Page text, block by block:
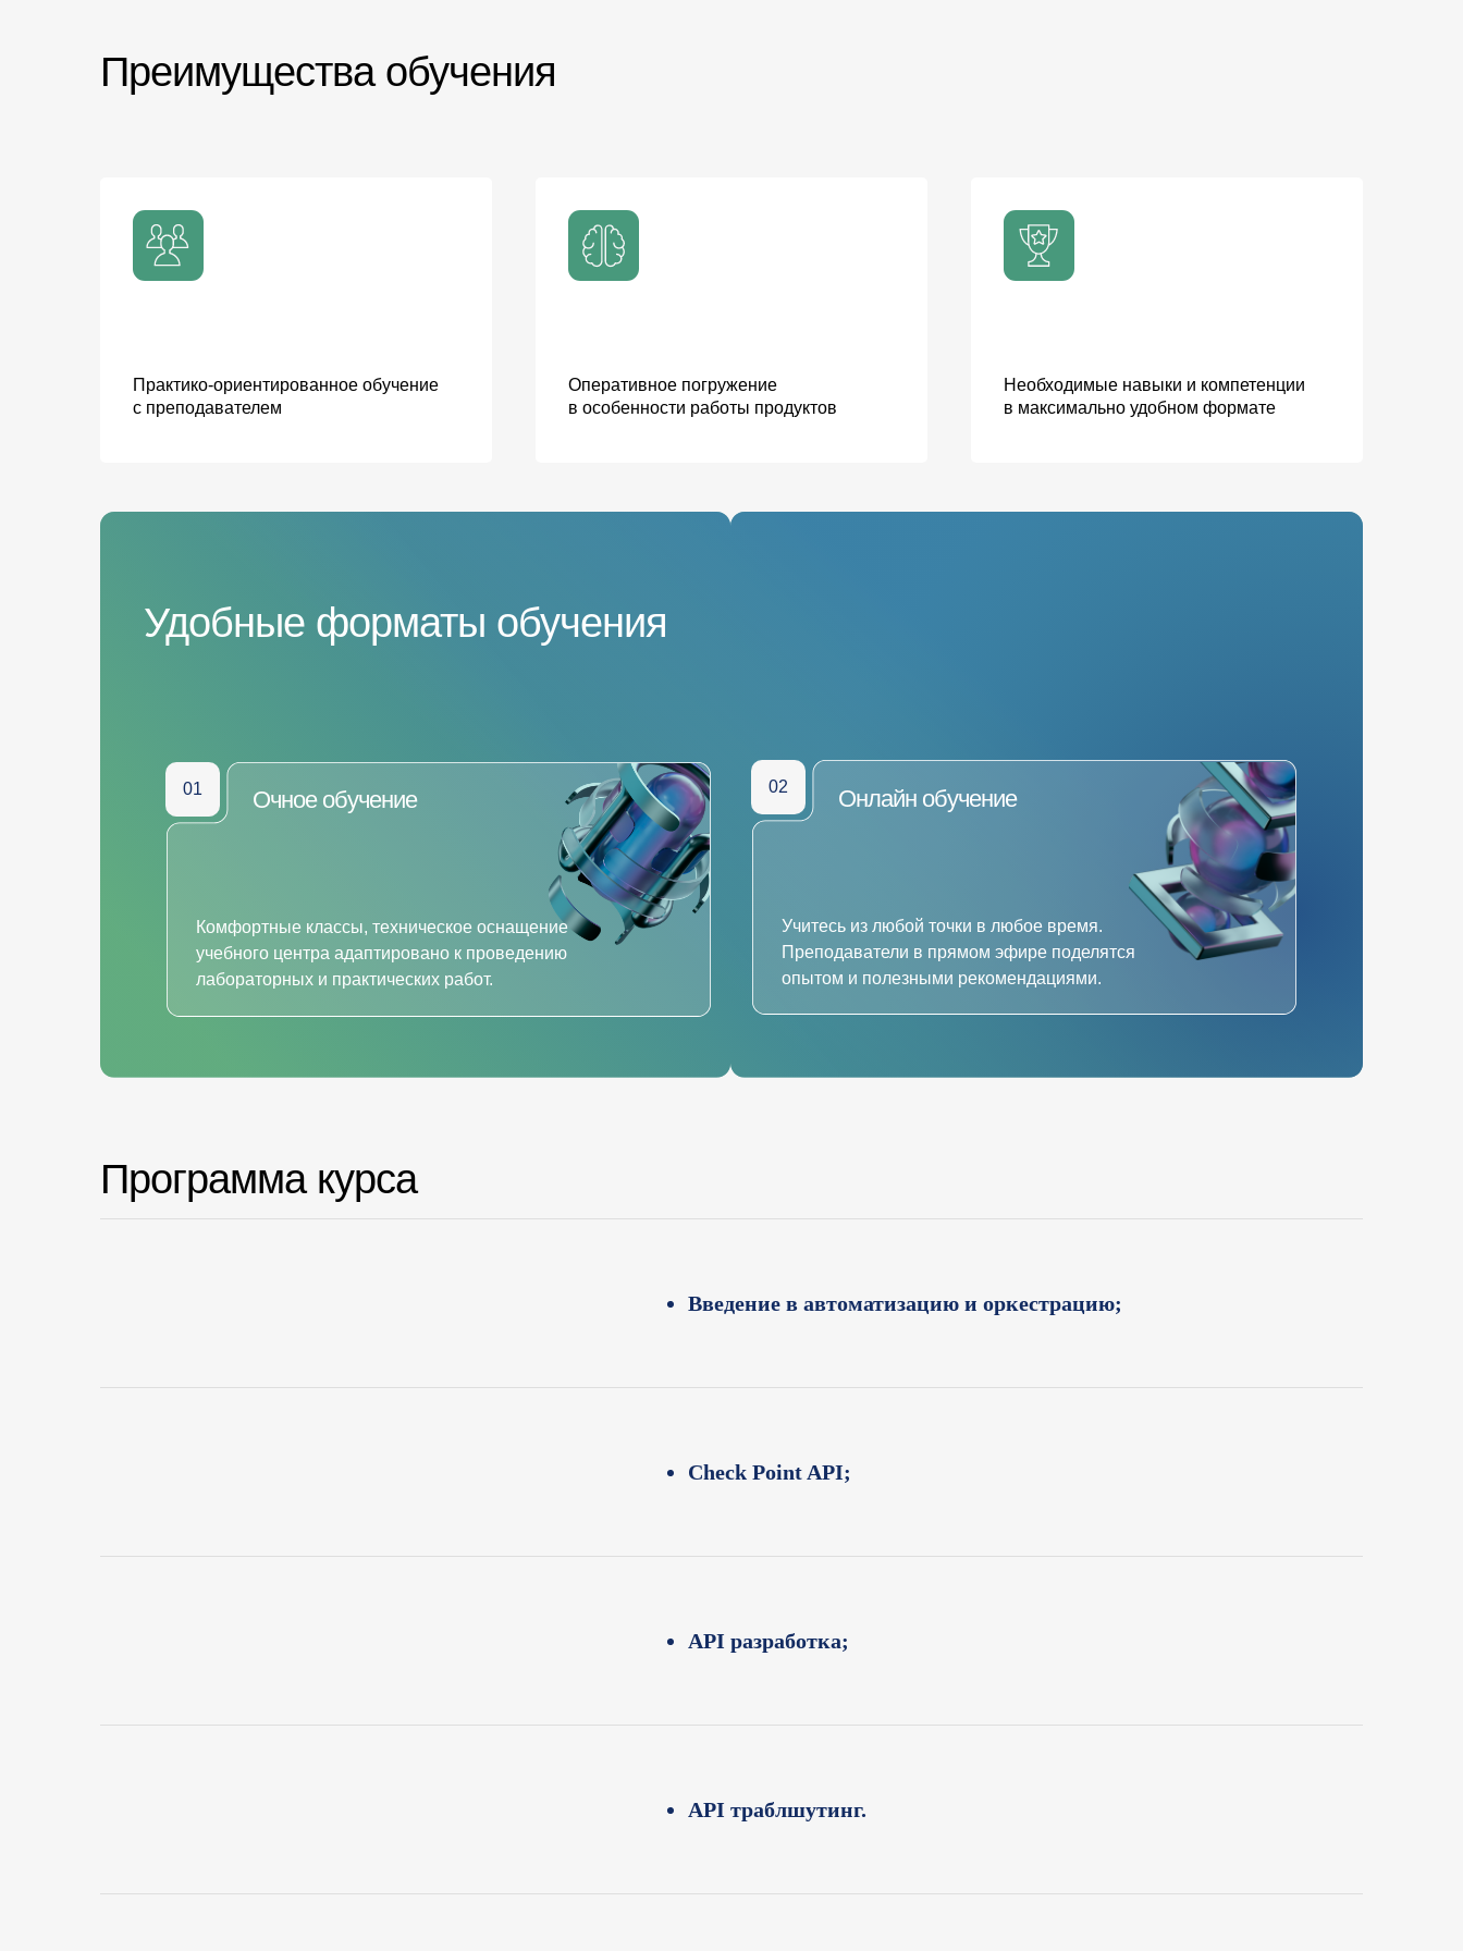
Преимущества обучения
Практико-ориентированное обучение
с преподавателем
Оперативное погружение
в особенности работы продуктов
Необходимые навыки и компетенции
в максимально удобном формате
Удобные форматы обучения
02 Онлайн обучение
Учитесь из любой точки в любое время.
Преподаватели в прямом эфире поделятся
опытом и полезными рекомендациями.
Очное обучение
01
Комфортные классы, техническое оснащение
учебного центра адаптировано к проведению
лабораторных и практических работ.
Программа курса
Введение в автоматизацию и оркестрацию;
Check Point API;
API разработка;
API траблшутинг.